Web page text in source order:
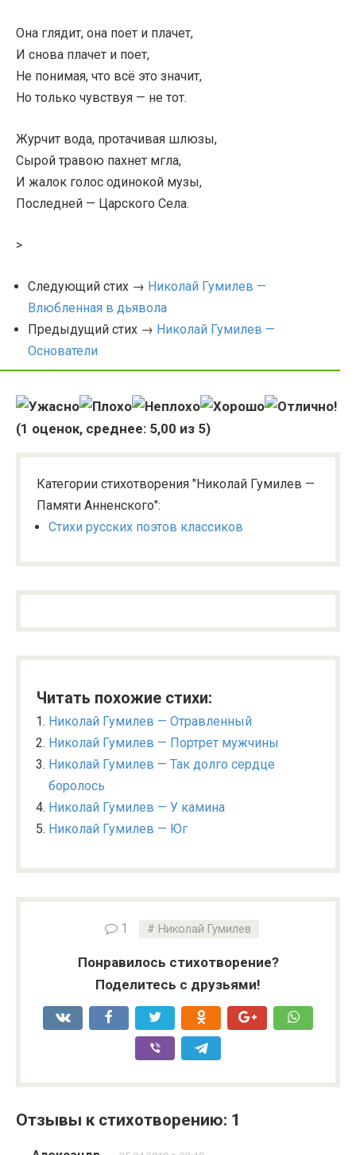
Она глядит, она поет и плачет,
И снова плачет и поет,
Не понимая, что всё это значит,
Но только чувствуя — не тот.
Журчит вода, протачивая шлюзы,
Сырой травою пахнет мгла,
И жалок голос одинокой музы,
Последней — Царского Села.
>
Следующий стих → Николай Гумилев —
Влюбленная в дьявола
Предыдущий стих → Николай Гумилев —
Основатели
(1 оценок, среднее: 5,00 из 5)
Категории стихотворения "Николай Гумилев —
Памяти Анненского":
Стихи русских поэтов классиков
Читать похожие стихи:
Николай Гумилев — Отравленный
Николай Гумилев — Портрет мужчины
Николай Гумилев — Так долго сердце
боролось
Николай Гумилев — У камина
Николай Гумилев — Юг
1 Николай Гумилев
Понравилось стихотворение?
Поделитесь с друзьями!
Отзывы к стихотворению: 1